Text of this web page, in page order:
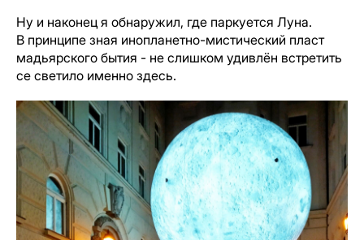
Ну и наконец я обнаружил, где паркуется Луна.
В принципе зная инопланетно-мистический пласт
мадьярского бытия - не слишком удивлён встретить
се светило именно здесь.